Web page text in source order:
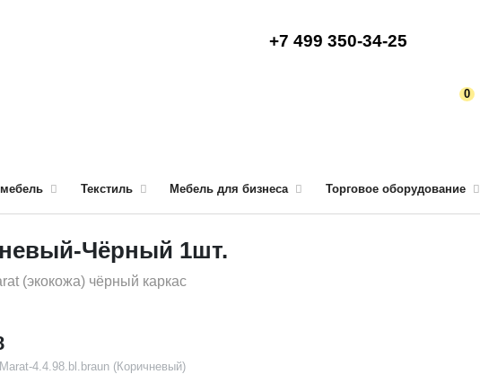
+7 499 350-34-25
0
Текстиль Мебель для бизнеса Торговое оборудование
Чёрный 1шт.
(экокожа) чёрный каркас
4.4.98.bl.braun (Коричневый)